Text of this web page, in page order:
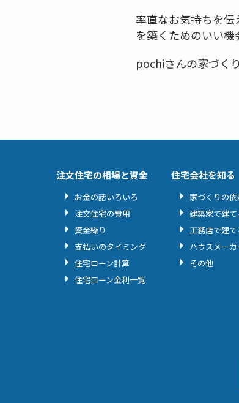
率直なお気持ちを
を築くためのいい機
pochiさんの家づく
注文住宅の相場と資金
お金の話いろいろ
注文住宅の費用
資金繰り
支払いのタイミング
住宅ローン計算
住宅ローン金利一覧
住宅会社を知る
家づくりの
建築家で建て
工務店で建て
ハウスメー
その他